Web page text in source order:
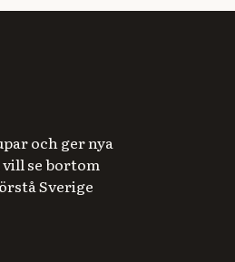
och ger nya
se bortom
Sverige